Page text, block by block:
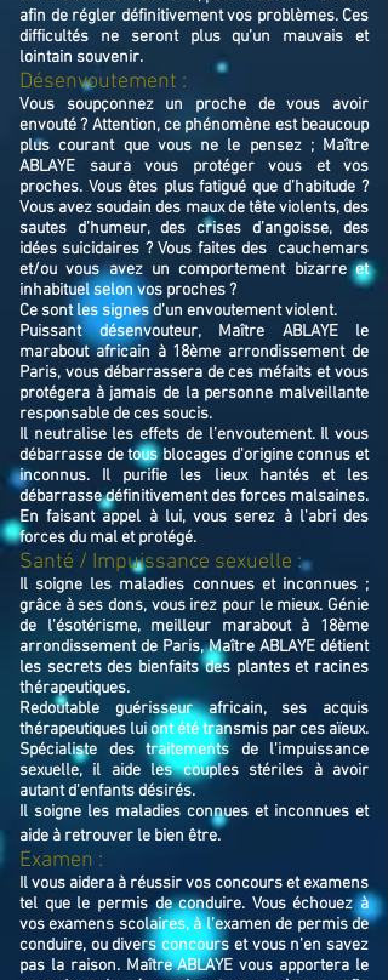
afin de régler définitivement vos problèmes. Ces
difficultés ne seront plus qu’un mauvais et
lointain souvenir.
Désenvoutement :
Vous soupçonnez un proche de vous avoir
envouté ? Attention, ce phénomène est beaucoup
plus courant que vous ne le pensez ; Maître
ABLAYE saura vous protéger vous et vos
proches. Vous êtes plus fatigué que d’habitude ?
Vous avez soudain des maux de tête violents, des
sautes d’humeur, des crises d’angoisse, des
idées suicidaires ? Vous faites des cauchemars
et/ou vous avez un comportement bizarre et
inhabituel selon vos proches ?
Ce sont les signes d’un envoutement violent.
Puissant désenvouteur,
Maître ABLAYE
le
marabout africain à 18ème arrondissement de
Paris, vous débarrassera de ces méfaits et vous
protégera à jamais de la personne malveillante
responsable de ces soucis.
Il neutralise les effets de l’envoutement. Il vous
débarrasse de tous blocages d'origine connus et
inconnus. Il purifie les lieux hantés et les
débarrasse définitivement des forces malsaines.
En faisant appel à lui, vous serez à l'abri des
forces du mal et protégé.
Santé / Impuissance sexuelle :
Il soigne les maladies connues et inconnues ;
grâce à ses dons, vous irez pour le mieux. Génie
de l'ésotérisme, meilleur marabout à 18ème
arrondissement de Paris, Maître ABLAYE détient
les secrets des bienfaits des plantes et racines
thérapeutiques.
Redoutable guérisseur africain, ses acquis
thérapeutiques lui ont été transmis par ces aïeux.
Spécialiste des traitements de l'impuissance
sexuelle, il aide les couples stériles à avoir
autant d'enfants désirés.
Il soigne les maladies connues et inconnues et
aide à retrouver le bien être.
Examen :
Il vous aidera à réussir vos concours et examens
tel que le permis de conduire. Vous échouez à
vos examens scolaires, à l’examen de permis de
conduire, ou divers concours et vous n’en savez
pas la raison. Maître ABLAYE vous apportera le